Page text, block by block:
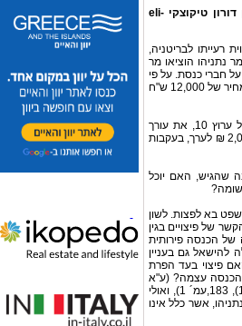
טיקוצקיeli-
רעייתו לבריטניה,
ההסברה של מר נתניהו הוציאו מר
החלים על חברי כנסת. על פי
הפרסום בערוץ 10, סכום זה כלל בין היתר תשלום בגין שהיה במלונות פאר במחיר של 12,000 ש"ח
בתגובה לפרסומים, החליט כידוע מר נתניהו לתבוע את חברת החדשות של ערוץ 10, את עורך
מהדורת החדשות ואת העיתונאי רביב דרוקר בתביעת דיבה בסך של 2,000,000 ₪ לערך, בעקבות
שהגיש, האם יוכל
בא לפצות. לשון
של פיצויים בגין
הכנסה פירותית
להישאל גם בעניין
פיצוי בעד הפרת
עצמה? (ע"א
463/71, מאיר שטיין נ´ פקיד השומה, תל-אביב 1. פ"ד כ"ז(1), 183 פ"ד כ"ז(1), 183,עמ´ 1), ואולי
אשר כלל אינו